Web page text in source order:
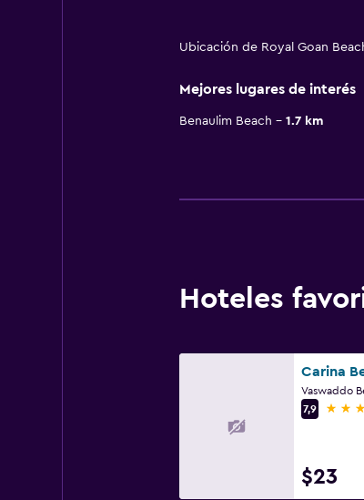
Ubicación de Royal Goan
Mejores lugares de interés
Benaulim Beach 1.7 km
Hoteles
Carina
7,9
3
$23